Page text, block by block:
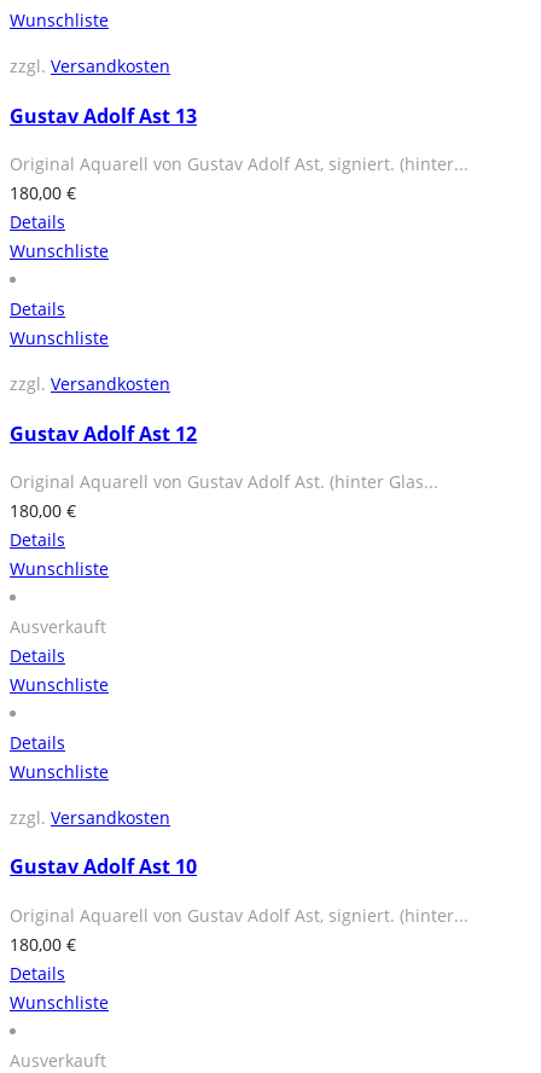
Wunschliste
zzgl. Versandkosten
Gustav Adolf Ast 13
Original Aquarell von Gustav Adolf Ast, signiert. (hinter...
180,00 €
Details
Wunschliste
Details
Wunschliste
zzgl. Versandkosten
Gustav Adolf Ast 12
Original Aquarell von Gustav Adolf Ast. (hinter Glas...
180,00 €
Details
Wunschliste
Ausverkauft
Details
Wunschliste
Details
Wunschliste
zzgl. Versandkosten
Gustav Adolf Ast 10
Original Aquarell von Gustav Adolf Ast, signiert. (hinter...
180,00 €
Details
Wunschliste
Ausverkauft